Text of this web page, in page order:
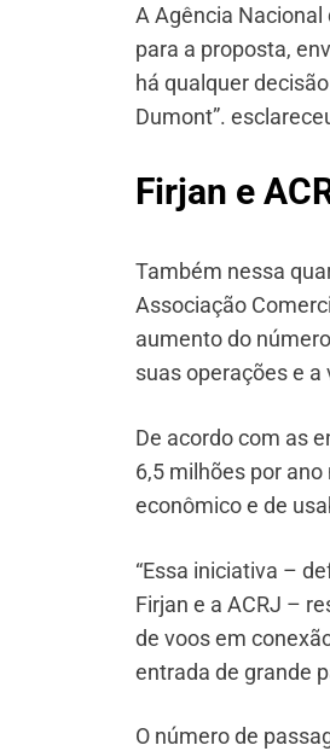
A Agência
para a proposta,
há qualquer
Dumont”.
Firjan e
Também nessa
Associação
aumento do
suas operações e
De acordo com as
6,5 milhões por
econômico e de
“Essa iniciativa –
Firjan e a ACRJ –
de voos em
entrada de grande
O número de